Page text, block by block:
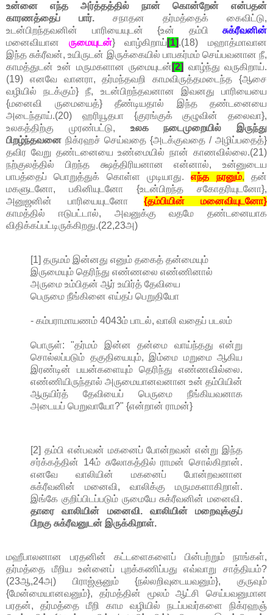
உன்னை எந்த அர்த்தத்தில் நான் கொன்றேன் என்பதன்
காரணத்தைப் பார். சநாதன தர்மத்தைக் கைவிட்டு,
உடன்பிறந்தவனின் பாரியையுடன் {உன் தம்பி சுக்ரீவனின்
மனைவியான ருமையுடன்} வாழ்கிறாய் [1].(18) மஹாத்மாவான
இந்த சுக்ரீவன், உயிருடன் இருக்கையில் பாபகர்மம் செய்பவனான நீ,
காமத்துடன் உன் மருமகளான ருமையுடன் [2] வாழ்ந்து வருகிறாய்.
(19) எனவே வானரா, தர்மந்தவறி காமவிருத்தமடைந்த {ஆசை
வழியில் நடக்கும்} நீ, உடன்பிறந்தவனான இவனது பாரியையை
{மனைவி ருமையைத்} தீண்டியதால் இந்த தண்டனையை
அடைந்தாய்.(20) ஹரியூதபா {குரங்குக் குழுவின் தலைவா},
உலகத்திற்கு முரண்பட்டு, உலக நடைமுறையில் இருந்து
பிறழ்ந்தவனை நிக்ரஹச் செய்வதை {அடக்குவதை / அழிப்பதைத்}
தவிர வேறு தண்டனையை உண்மையில் நான் காணவில்லை.(21)
நற்குலத்தில் பிறந்த க்ஷத்திரியனான என்னால், உன்னுடைய
பாபத்தைப் பொறுத்துக் கொள்ள முடியாது.எந்த நரனும், தன்
மகளுடனோ, பகினியுடனோ {உடன்பிறந்த சகோதரியுடனோ},
அனுஜனின் பாரியையுடனோ {தம்பியின் மனைவியுடனோ}
காமத்தில் ஈடுபட்டால், அவனுக்கு வதமே தண்டனையாக
விதிக்கப்பட்டிருக்கிறது.(22,23அ)
[1] தருமம் இன்னது எனும் தகைத் தன்மையும்
இருமையும் தெரிந்து எண்ணலை எண்ணினால்
அருமை உம்பிதன் ஆர் உயிர்த் தேவியை
பெருமை நீங்கினை எய்தப் பெறுதியோ
- கம்பராமாயணம் 4043ம் பாடல், வாலி வதைப் படலம்
பொருள்: "தர்மம் இன்ன தன்மை வாய்ந்தது என்று
சொல்லப்படும் தகுதியையும், இம்மை மறுமை ஆகிய
இரண்டின் பயன்களையும் தெரிந்து எண்ணவில்லை.
எண்ணியிருந்தால் அருமையானவனான உன் தம்பியின்
ஆருயிர்த் தேவியைப் பெருமை நீங்கியவனாக
அடையப் பெறுவாயோ?" {என்றான் ராமன்}
[2] தம்பி என்பவன் மகனைப் போன்றவன் என்று இந்த
சர்க்கத்தின் 14ம் சுலோகத்தில் ராமன் சொல்கிறான்.
எனவே வாலியின் மகனைப் போன்றவனான
சுக்ரீவனின் மனைவி, வாலிக்கு மருமகளாகிறாள்.
இங்கே குறிப்பிடப்படும் ருமையே சுக்ரீவனின் மனைவி.
தாரை வாலியின் மனைவி. வாலியின் மறைவுக்குப்
பிறகு சுக்ரீவனுடன் இருக்கிறாள்.
மஹீபாலனான பரதனின் கட்டளைகளைப் பின்பற்றும் நாங்கள்,
தர்மத்தை மீறிய உன்னைப் புறக்கணிப்பது எவ்வாறு சாத்தியம்?
(23ஆ,24அ) பிராஜ்ஞனும் {நல்லறிவுடையவனும்}, குருவும்
{மேன்மையானவனும்}, தர்மத்தின் மூலம் ஆட்சி செய்பவனுமான
பரதன், தர்மத்தை மீறி காம வழியில் நடப்பவர்களை நிக்ரஹஞ்